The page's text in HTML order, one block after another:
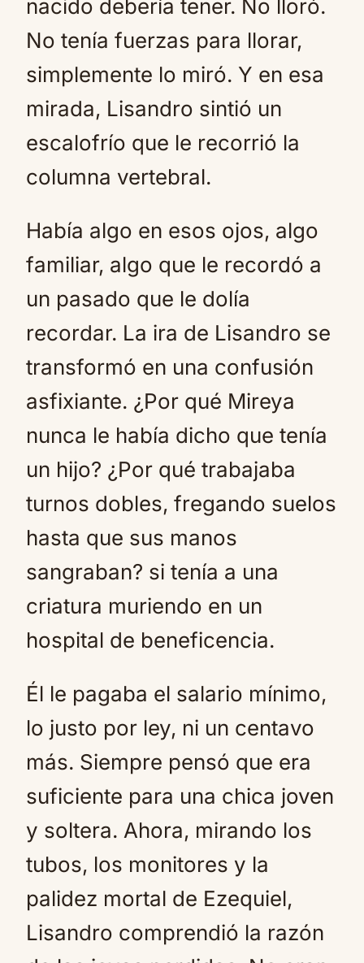
nacido debería tener. No lloró.
No tenía fuerzas para llorar,
simplemente lo miró. Y en esa
mirada, Lisandro sintió un
escalofrío que le recorrió la
columna vertebral.
Había algo en esos ojos, algo
familiar, algo que le recordó a
un pasado que le dolía
recordar. La ira de Lisandro se
transformó en una confusión
asfixiante. ¿Por qué Mireya
nunca le había dicho que tenía
un hijo? ¿Por qué trabajaba
turnos dobles, fregando suelos
hasta que sus manos
sangraban? si tenía a una
criatura muriendo en un
hospital de beneficencia.
Él le pagaba el salario mínimo,
lo justo por ley, ni un centavo
más. Siempre pensó que era
suficiente para una chica joven
y soltera. Ahora, mirando los
tubos, los monitores y la
palidez mortal de Ezequiel,
Lisandro comprendió la razón